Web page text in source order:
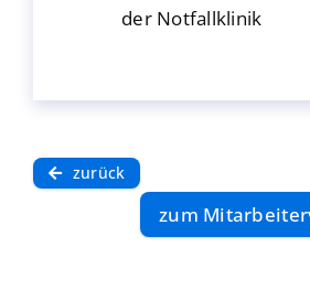
der Notfallklinik
zurück
zum